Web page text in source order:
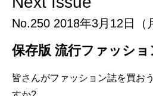
No.250 2018年3月12日（
保存版 流行ファッショ
皆さんがファッション誌を買お